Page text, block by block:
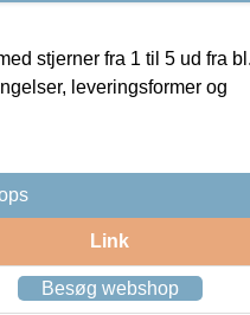
stjerner fra 1 til 5 ud fra
leveringsformer og
Link
Besøg webshop